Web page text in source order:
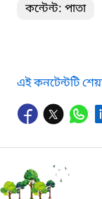
কন্টেন্ট: পাতা
এই কনটেন্টটি